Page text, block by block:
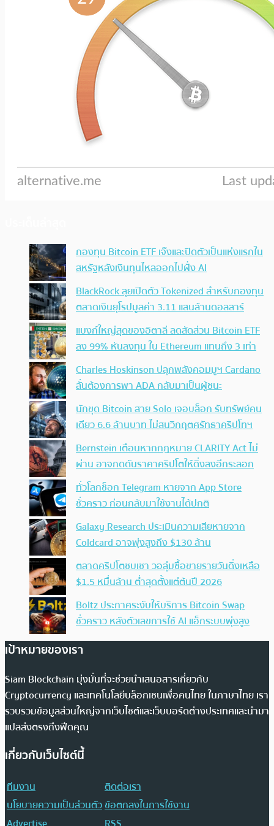
กองทุน Bitcoin ETF เจ๊งและปิดตัวเป็นแห่งแรกใน
สหรัฐหลังเงินทุนไหลออกไปฝั่ง AI
BlackRock ลุยเปิดตัว Tokenized สำหรับกองทุน
ตลาดเงินยุโรปมูลค่า 3.11 แสนล้านดอลลาร์
แบงก์ใหญ่สุดของอิตาลี ลดสัดส่วน Bitcoin ETF
ลง 99% หันลงทุน ใน Ethereum แทนถึง 3 เท่า
Charles Hoskinson ปลุกพลังคอมมูฯ Cardano
ลั่นต้องการพา ADA กลับมาเป็นผู้ชนะ
นักขุด Bitcoin สาย Solo เจอบล็อก รับทรัพย์คน
เดียว 6.6 ล้านบาท ไม่สนวิกฤตศรัทธาคริปโทฯ
Bernstein เตือนหากกฎหมาย CLARITY Act ไม่
ผ่าน อาจกดดันราคาคริปโตให้ดิ่งลงอีกระลอก
ทั่วโลกช็อก Telegram หายจาก App Store
ชั่วคราว ก่อนกลับมาใช้งานได้ปกติ
Galaxy Research ประเมินความเสียหายจาก
Coldcard อาจพุ่งสูงถึง $130 ล้าน
ตลาดคริปโตซบเซา วอลุ่มซื้อขายรายวันดิ่งเหลือ
$1.5 หมื่นล้าน ต่ำสุดตั้งแต่ต้นปี 2026
Boltz ประกาศระงับให้บริการ Bitcoin Swap
ชั่วคราว หลังตัวเลขการใช้ AI แฮ็กระบบพุ่งสูง
เป้าหมายของเรา
Siam Blockchain มุ่งมั่นที่จะช่วยนำเสนอสารเกี่ยวกับ
Cryptocurrency และเทคโนโลยีบล็อกเชนเพื่อคนไทย ในภาษาไทย เรา
รวบรวมข้อมูลส่วนใหญ่จากเว็บไซต์และเว็บบอร์ดต่างประเทศและนำมา
แปลส่งตรงถึงฟีดคุณ
เกี่ยวกับเว็บไซต์นี้
ทีมงาน
ติดต่อเรา
นโยบายความเป็นส่วนตัวข้อตกลงในการใช้งาน